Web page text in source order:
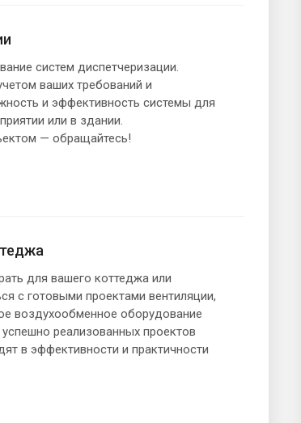
систем диспетчеризации.
ваших требований и
и эффективность системы для
или в здании.
— обращайтесь!
для вашего коттеджа или
с готовыми проектами вентиляции,
воздухообменное оборудование
реализованных проектов
в эффективности и практичности